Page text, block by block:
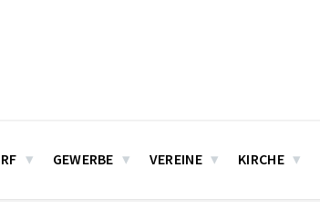
GEWERBE VEREINE KIRCHE